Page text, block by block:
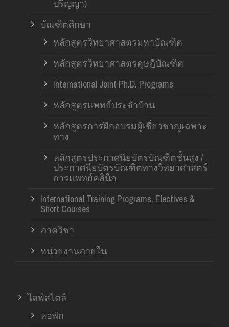
ปริญญา)
บัณฑิตศึกษา
หลักสูตรวิทยาศาสตรมหาบัณฑิต
หลักสูตรวิทยาศาสตรดุษฎีบัณฑิต
International Joint Ph.D. Programs
หลักสูตรแพทย์ประจำบ้าน
หลักสูตรการฝึกอบรมผู้เชี่ยวชาญเฉพาะ
ทาง
หลักสูตรประกาศนียบัตรบัณฑิตชั้นสูง /
ประกาศนียบัตรบัณฑิตทางวิทยาศาสตร์
การแพทย์คลินิก
International Training Programs, Electives &
Short Courses
ภาควิชา
หน่วยงานภายใน
ไลฟ์สไตล์
หอพัก